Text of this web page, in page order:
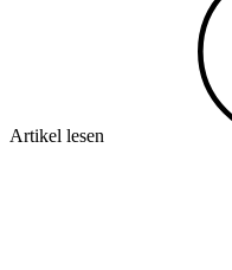
Artikel lesen